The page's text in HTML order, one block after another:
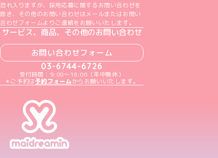
恐れ入りますが、採用応募に関するお問い合わせを
除き、その他のお問い合わせはメールまたはお問い
合わせフォームよりご連絡をお願いいたします。
サービス、商品、その他のお問い合わせ
お問い合わせフォーム
03-6744-6726
受付時間：9:00～18:00（年中無休）
＊ご予約は予約フォームからお願いいたします。